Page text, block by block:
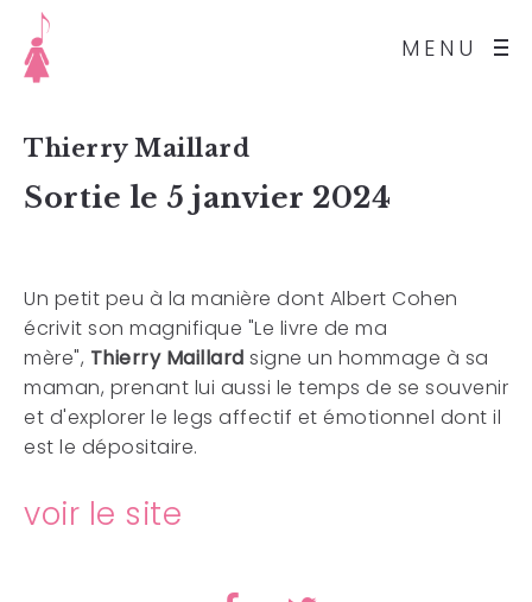
MENU
Thierry Maillard
Sortie le 5 janvier 2024
Un petit peu à la manière dont Albert Cohen
écrivit son magnifique "Le livre de ma
mère", Thierry Maillard signe un hommage à sa
maman, prenant lui aussi le temps de se souvenir
et d'explorer le legs affectif et émotionnel dont il
est le dépositaire.
voir le site